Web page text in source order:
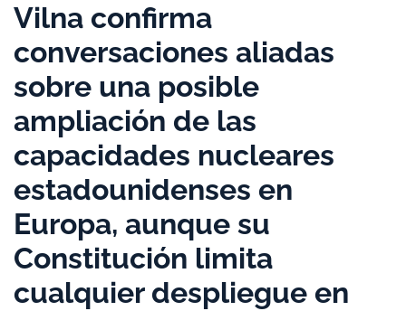
Vilna confirma
conversaciones aliadas
sobre una posible
ampliación de las
capacidades nucleares
estadounidenses en
Europa, aunque su
Constitución limita
cualquier despliegue en